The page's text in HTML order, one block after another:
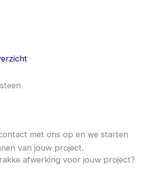
met ons op en we starten
van jouw project.
afwerking voor jouw project?